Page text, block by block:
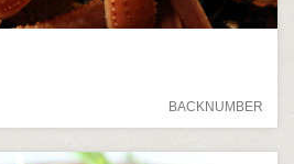
BACKNUMBER